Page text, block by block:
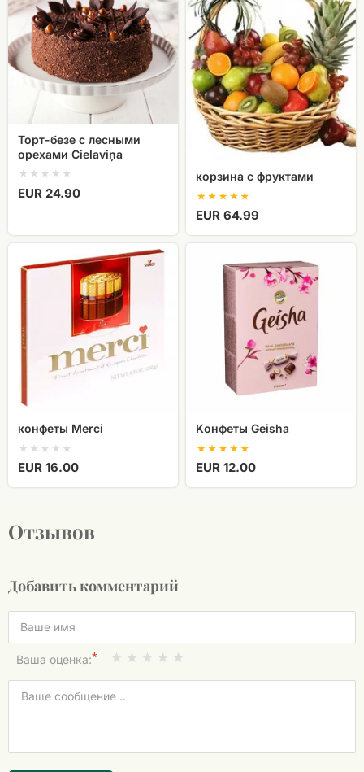
лесными
орехами
Cielaviņa
Торт-безе с лесными
орехами Cielaviņa
EUR 24.90
корзина с фруктами
EUR 64.99
конфеты
Merci
конфеты Merci
EUR 16.00
Kонфеты
Kонфеты Geisha
EUR 12.00
Отзывов
Добавить комментарий
Ваша оценка:*